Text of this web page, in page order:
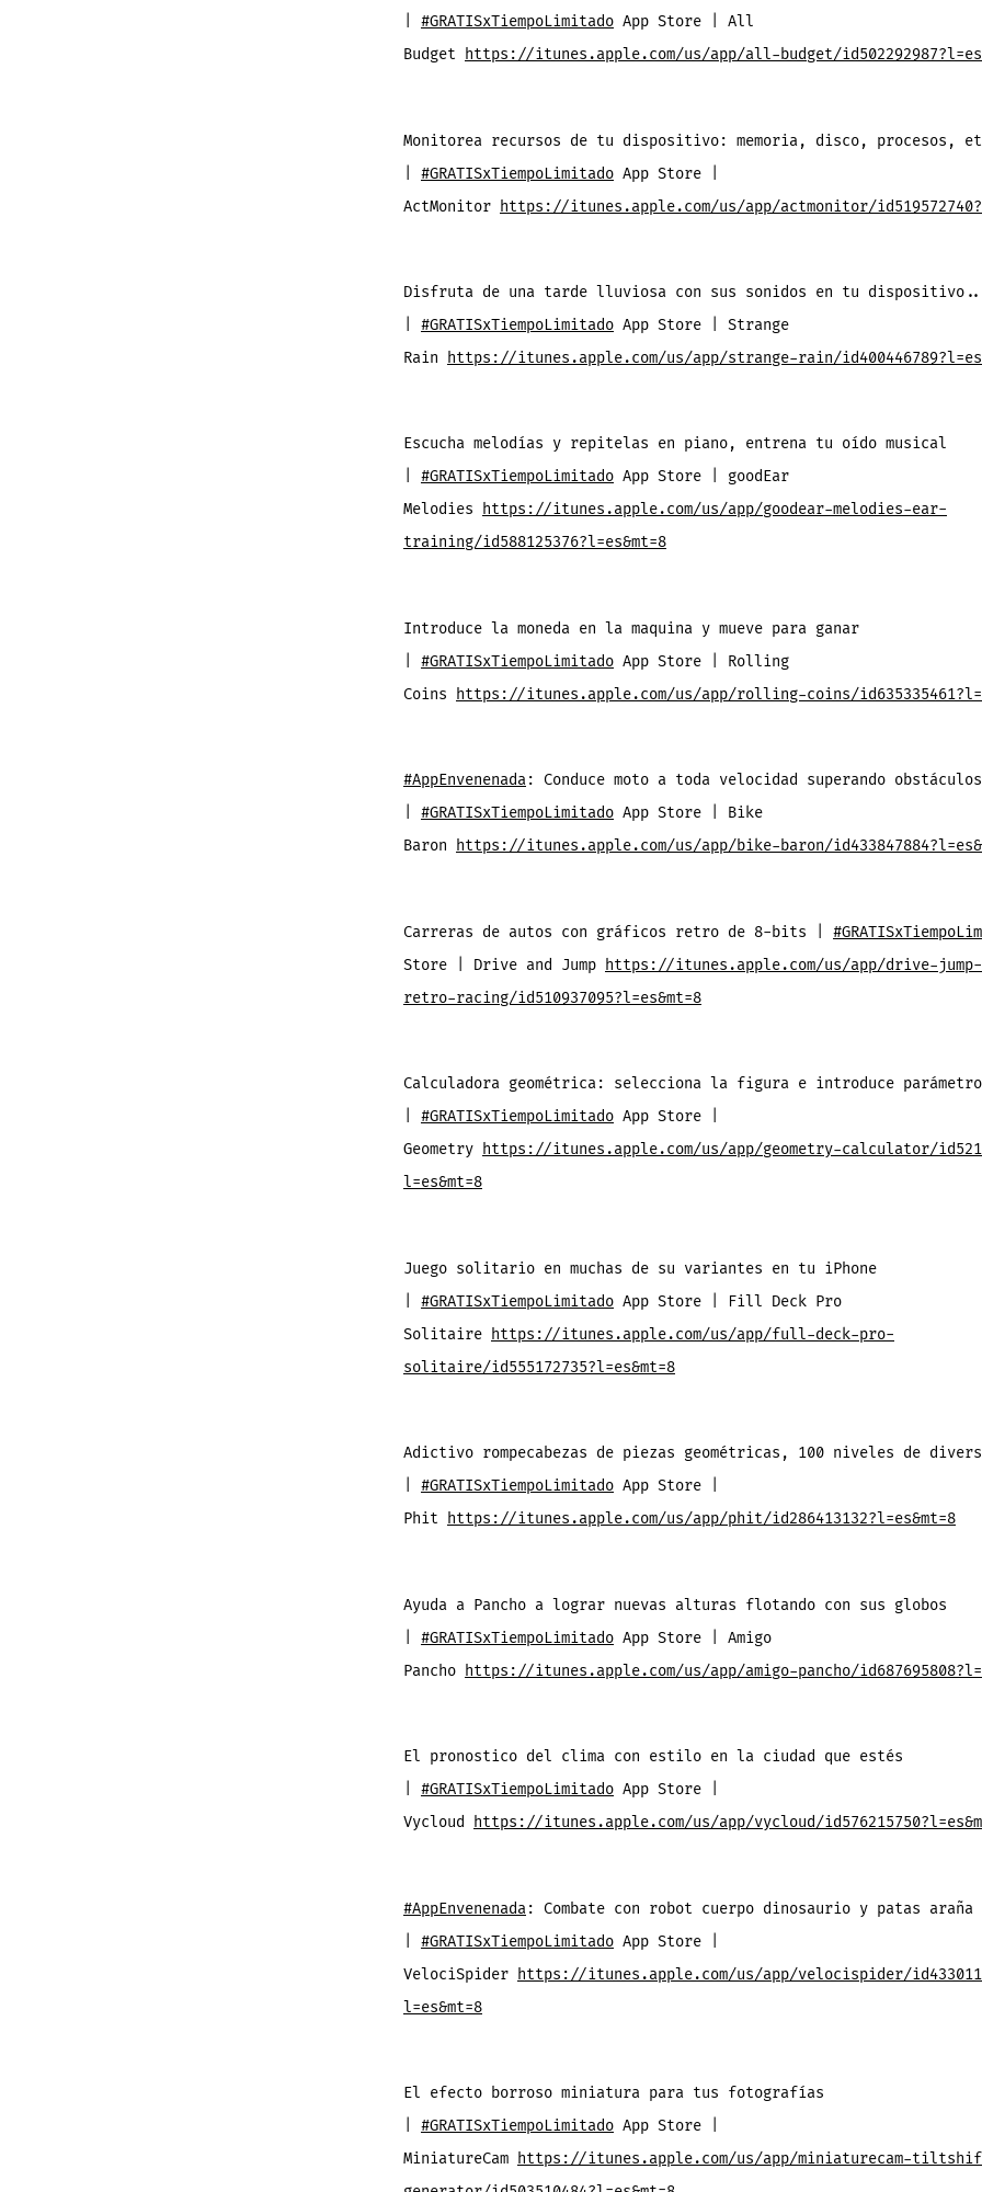
#GRATISxTiempoLimitado App Store | All
Budget
https://itunes.apple.com/us/app/all-budget/
Monitorea recursos de tu dispositivo: memoria, disco, procesos,
#GRATISxTiempoLimitado App Store |
ActMonitor https://itunes.apple.com/us/app/actmonitor/
Disfruta de una tarde lluviosa con sus sonidos en tu dispositivo..
#GRATISxTiempoLimitado App Store | Strange
Rain
https://itunes.apple.com/us/app/strange-rain/
Escucha melodías y repitelas en piano, entrena tu oído musical
#GRATISxTiempoLimitado App Store | goodEar
Melodies https://itunes.apple.com/us/app/goodear-melodies-ear-
training/id588125376?l=es&mt=8
Introduce la moneda en la maquina y mueve para ganar
#GRATISxTiempoLimitado App Store | Rolling
Coins
https://itunes.apple.com/us/app/rolling-coins/
#AppEnvenenada: Conduce moto a toda velocidad superando obstáculos
#GRATISxTiempoLimitado App Store | Bike
Baron
https://itunes.apple.com/us/app/bike-baron/
Carreras de autos con gráficos retro de 8-bits |
Store | Drive and Jump https://itunes.apple.com/us/app/drive-
retro-racing/id510937095?l=es&mt=8
Calculadora geométrica: selecciona la figura e introduce
#GRATISxTiempoLimitado App Store |
Geometry https://itunes.apple.com/us/app/geometry-calculator/
l=es&mt=8
Juego solitario en muchas de su variantes en tu iPhone
#GRATISxTiempoLimitado App Store | Fill Deck Pro
Solitaire https://itunes.apple.com/us/app/full-deck-pro-
solitaire/id555172735?l=es&mt=8
Adictivo rompecabezas de piezas geométricas, 100 niveles de
#GRATISxTiempoLimitado App Store |
Phit
https://itunes.apple.com/us/app/phit/id286413132?l=es&mt=8
Ayuda a Pancho a lograr nuevas alturas flotando con sus globos
#GRATISxTiempoLimitado App Store | Amigo
Pancho https://itunes.apple.com/us/app/amigo-pancho/
El pronostico del clima con estilo en la ciudad que estés
#GRATISxTiempoLimitado App Store |
Vycloud
https://itunes.apple.com/us/app/vycloud/
#AppEnvenenada: Combate con robot cuerpo dinosaurio y patas araña
#GRATISxTiempoLimitado App Store |
VelociSpider https://itunes.apple.com/us/app/velocispider/
l=es&mt=8
El efecto borroso miniatura para tus fotografías
#GRATISxTiempoLimitado App Store |
MiniatureCam https://itunes.apple.com/us/app/miniaturecam-